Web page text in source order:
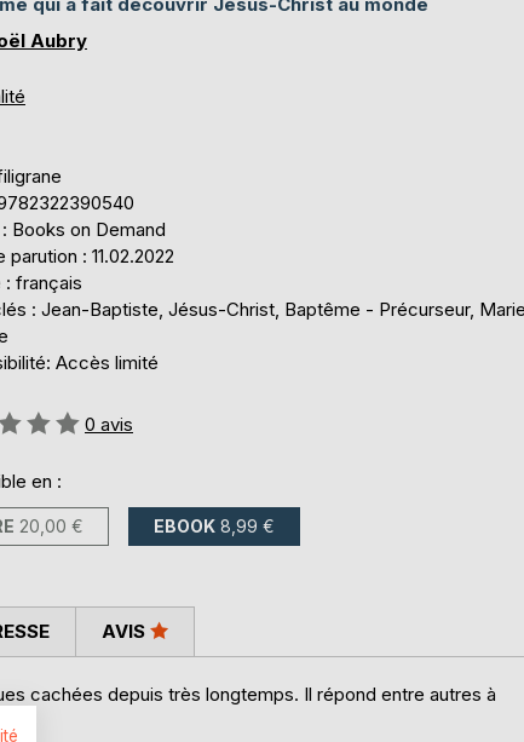
Aubry
Books on Demand
parution : 11.02.2022
: français
: Jean-Baptiste, Jésus-Christ, Baptême - Précurseur,
Accès limité
0 avis
en :
20,00 € EBOOK 8,99 €
cachées depuis très longtemps. Il répond entre autres à
AVIS